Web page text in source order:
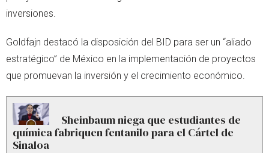
inversiones.
Goldfajn destacó la disposición del BID para ser un “aliado
estratégico” de México en la implementación de proyectos
que promuevan la inversión y el crecimiento económico.
Sheinbaum niega que estudiantes de
química fabriquen fentanilo para el Cártel de
Sinaloa